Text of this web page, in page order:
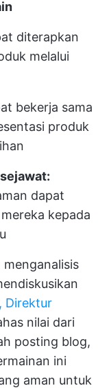
diterapkan
melalui
bekerja sama
produk
dapat
kepada
Direktur
nilai dari
posting blog,
ini
aman untuk